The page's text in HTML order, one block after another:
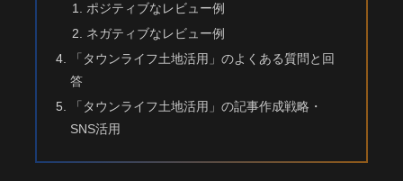
ポジティブなレビュー例
ネガティブなレビュー例
「タウンライフ土地活用」のよくある質問と回
答
「タウンライフ土地活用」の記事作成戦略・
SNS活用